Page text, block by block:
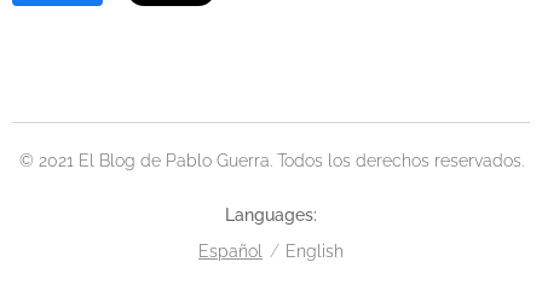
© 2021 El Blog de Pablo Guerra. Todos los derechos reservados.
Languages
Español
English